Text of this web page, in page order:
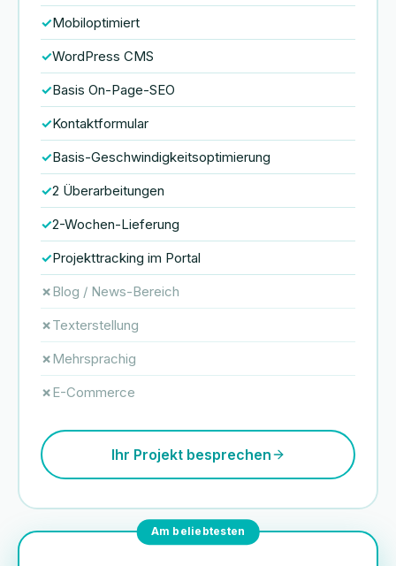
Mobiloptimiert
WordPress CMS
Basis On-Page-SEO
Kontaktformular
Basis-Geschwindigkeitsoptimierung
2 Überarbeitungen
2-Wochen-Lieferung
Projekttracking im Portal
Blog / News-Bereich
Texterstellung
Mehrsprachig
E-Commerce
Ihr Projekt besprechen
Am beliebtesten